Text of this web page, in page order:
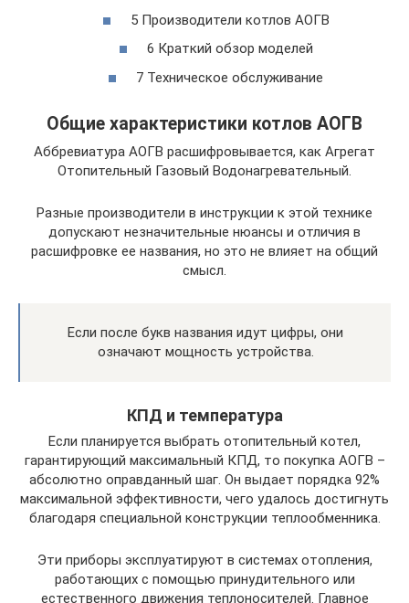
5 Производители котлов АОГВ
6 Краткий обзор моделей
7 Техническое обслуживание
Общие характеристики котлов АОГВ
Аббревиатура АОГВ расшифровывается, как Агрегат
Отопительный Газовый Водонагревательный.
Разные производители в инструкции к этой технике
допускают незначительные нюансы и отличия в
расшифровке ее названия, но это не влияет на общий
смысл.
Если после букв названия идут цифры, они
означают мощность устройства.
КПД и температура
Если планируется выбрать отопительный котел,
гарантирующий максимальный КПД, то покупка АОГВ –
абсолютно оправданный шаг. Он выдает порядка 92%
максимальной эффективности, чего удалось достигнуть
благодаря специальной конструкции теплообменника.
Эти приборы эксплуатируют в системах отопления,
работающих с помощью принудительного или
естественного движения теплоносителей. Главное